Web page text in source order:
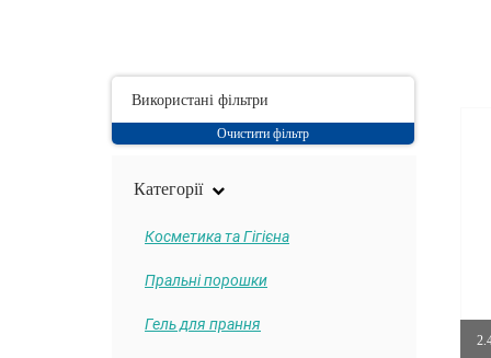
Використані фільтри
Очистити фільтр
Категорії
Косметика та Гігієна
Пральні порошки
Гель для прання